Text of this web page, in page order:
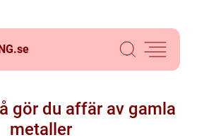
se
gör du affär av gamla
metaller